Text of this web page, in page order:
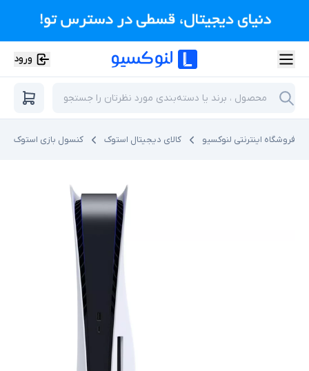
ورود
فروشگاه اینترنتی لنوکسیو کالای دیجیتال استوک کنسول بازی استوک